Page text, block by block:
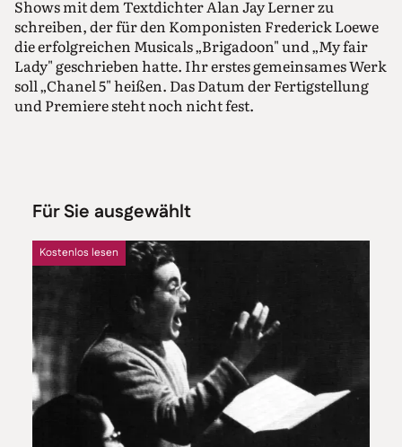
Shows mit dem Textdichter Alan Jay Lerner zu
schreiben, der für den Komponisten Frederick Loewe
die erfolgreichen Musicals „Brigadoon" und „My fair
Lady" geschrieben hatte. Ihr erstes gemeinsames Werk
soll „Chanel 5" heißen. Das Datum der Fertigstellung
und Premiere steht noch nicht fest.
Für Sie ausgewählt
Kostenlos lesen